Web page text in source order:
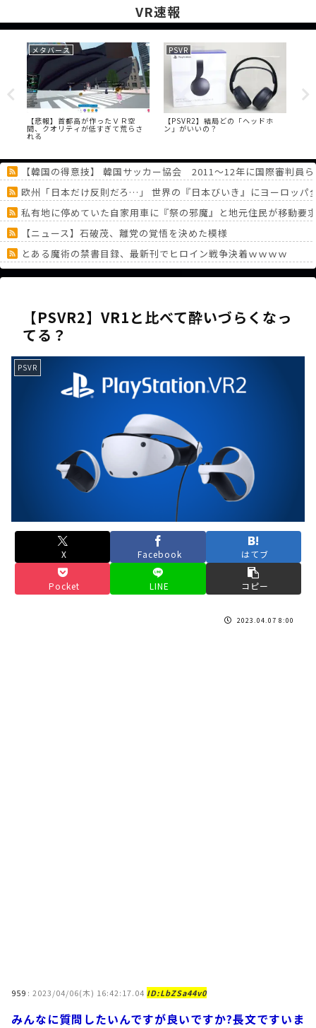
VR速報
メタバース
【悲報】首都高が作ったＶＲ空
間、クオリティが低すぎて荒らさ
れる
PSVR
【PSVR2】結局どの「ヘッドホ
ン」がいいの？
【韓国の得意技】 韓国サッカー協会 2011～12年に国際審判員
欧州「日本だけ反則だろ…」 世界の『日本びいき』にヨーロッパ
私有地に停めていた自家用車に『祭の邪魔』と地元住民が移動
【ニュース】石破茂、離党の覚悟を決めた模様
とある魔術の禁書目録、最新刊でヒロイン戦争決着ｗｗｗｗ
【画像】X民「どの国の女の子とセクロスしたい？」5万いいねの
《どうしてこうなった！？》「フリーレン一番くじ」を記念に
《人気No.1は誰だ？》順位でまさかの下剋上！？「魔族達のラ
《未だ謎多きキャラ達の順位》：「女神の石碑編」＆「帝国編
《アニメ2期＆3期が強い》「神技のレヴォルテ編」・「黄金郷
《強者達が上位に立ち並ぶ》「一級魔法使い選抜試験編」のキ
36歳の彼女と結婚したいのに、家族が猛反対。家族から信じら
【ホロライブ】アキロゼARK2次会ゴッフィーのサムネ草
Powered by livedoor 相互RSS
【PSVR2】VR1と比べて酔いづらくなっ
てる？
PSVR
X Facebook はてブ
Pocket LINE コピー
2023.04.07 8:00
959 : 2023/04/06(木) 16:42:17.04 ID:LbZSa44v0
みんなに質問したいんですが良いですか?長文ですいま